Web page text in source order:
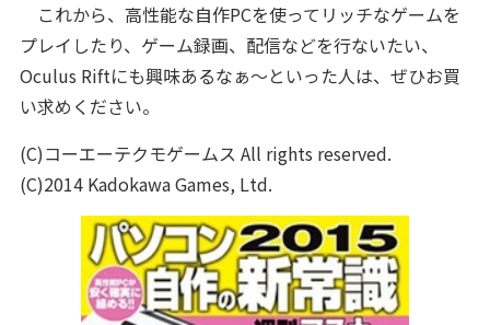
これから、高性能な自作PCを使ってリッチなゲームを
プレイしたり、ゲーム録画、配信などを行ないたい、
Oculus Riftにも興味あるなぁ～といった人は、ぜひお買
い求めください。
(C)コーエーテクモゲームス All rights reserved.
(C)2014 Kadokawa Games, Ltd.